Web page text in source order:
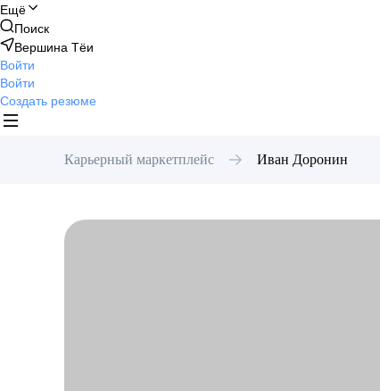
Ещё
Поиск
Вершина Тёи
Войти
Войти
Создать резюме
Карьерный маркетплейс Иван Доронин